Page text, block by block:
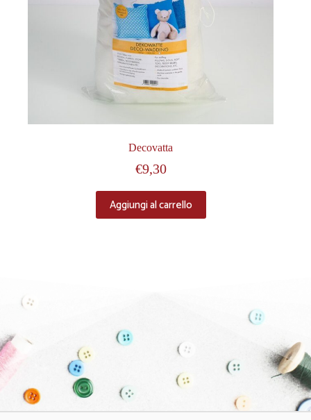
Decovatta
€9,30
Aggiungi al carrello